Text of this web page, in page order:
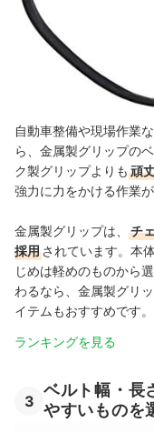
自動車整備や現場作業
ら、金属製グリップの
ク製グリップよりも 頑
強力に力をかける作業
金属製グリップは、
チ
採用されています。本
じめは軽めのものから
わるなら、金属製グリ
イテムもおすすめです。
ランキングを見る
3
ベルト幅・長
やすいものを